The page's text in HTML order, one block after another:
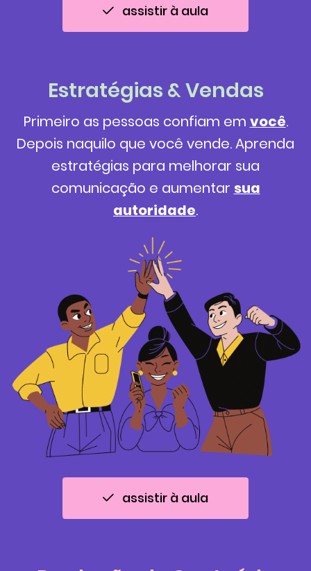
assistir à aula
Estratégias & Vendas
Primeiro as pessoas confiam em você.
Depois naquilo que você vende. Aprenda
estratégias para melhorar sua
comunicação e aumentar sua
autoridade.
assistir à aula